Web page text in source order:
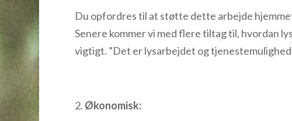
Du opfordres til at støtte dette
Senere kommer vi med flere tiltag til, hvordan
vigtigt. ”Det er lysarbejdet og
Økonomisk: